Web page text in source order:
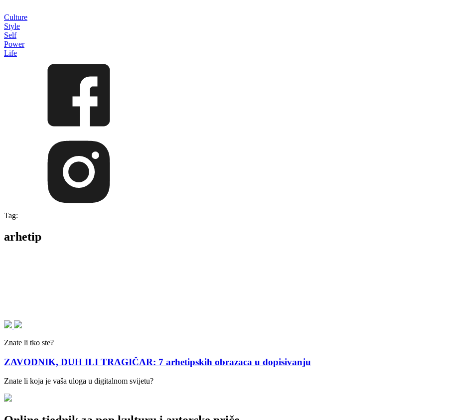
Culture
Style
Self
Power
Life
Tag:
arhetip
Znate li tko ste?
ZAVODNIK, DUH ILI TRAGIČAR: 7 arhetipskih obrazaca u dopisivanju
Znate li koja je vaša uloga u digitalnom svijetu?